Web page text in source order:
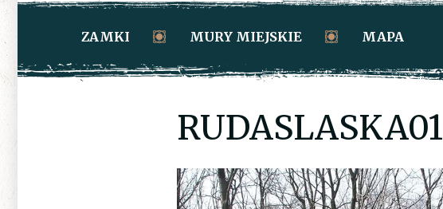
ZAMKI MURY MIEJSKIE MAPA
RUDASLASKA01